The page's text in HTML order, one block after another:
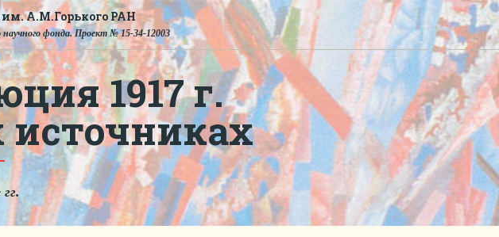
А.М.Горького РАН
научного фонда. Проект № 15-34-12003
1917 г.